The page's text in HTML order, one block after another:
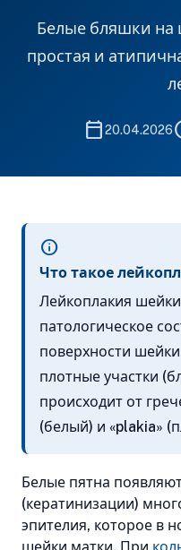
Белые бляшки на
простая и
calendar_today20.04.2026
info
Что такое
Лейкоплакия
патологическое
поверхности
плотные участки
происходит от
(белый) и «plakia»
Белые пятна
(кератинизации)
эпителия, которое в